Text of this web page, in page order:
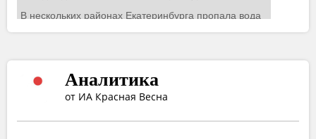
Аналитика
от ИА Красная Весна